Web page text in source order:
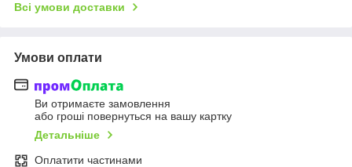
Всі умови доставки
Умови оплати
Ви отримаєте замовлення
або гроші повернуться на вашу картку
Детальніше
Оплатити частинами